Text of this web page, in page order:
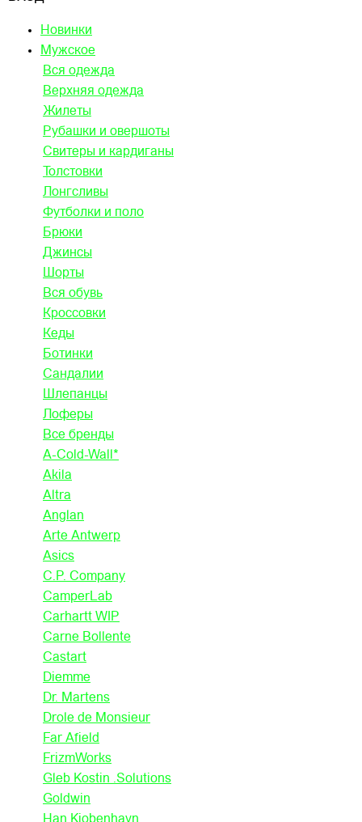
Новинки
Мужское
Вся одежда
Верхняя одежда
Жилеты
Рубашки и овершоты
Свитеры и кардиганы
Толстовки
Лонгсливы
Футболки и поло
Брюки
Джинсы
Шорты
Вся обувь
Кроссовки
Кеды
Ботинки
Сандалии
Шлепанцы
Лоферы
Все бренды
A-Cold-Wall*
Akila
Altra
Anglan
Arte Antwerp
Asics
C.P. Company
CamperLab
Carhartt WIP
Carne Bollente
Castart
Diemme
Dr. Martens
Drole de Monsieur
Far Afield
FrizmWorks
Gleb Kostin .Solutions
Goldwin